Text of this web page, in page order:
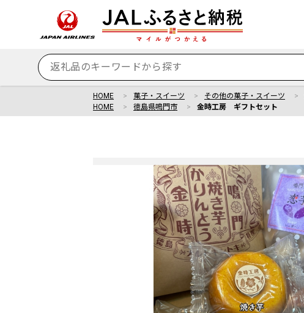
HOME 菓子・スイーツ その他の菓子・スイーツ
HOME
徳島県鳴門市 金時工房 ギフトセット